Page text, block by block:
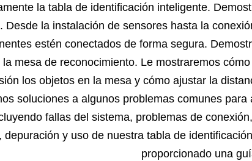
la tabla de identificación inteligente.
Desde la instalación de sensores hasta la
estén conectados de forma segura.
mesa de reconocimiento. Le mostraremos
los objetos en la mesa y cómo ajustar la
soluciones a algunos problemas comunes
fallas del sistema, problemas de
depuración y uso de nuestra tabla de
proporcionado una